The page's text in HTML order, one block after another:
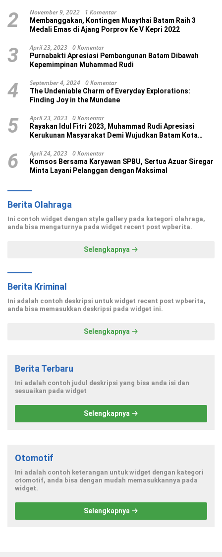
2 November 9, 2022 1 Komentar
Membanggakan, Kontingen Muaythai Batam Raih 3
Medali Emas di Ajang Porprov Ke V Kepri 2022
3 April 23, 2023 0 Komentar
Purnabakti Apresiasi Pembangunan Batam Dibawah
Kepemimpinan Muhammad Rudi
4 September 4, 2024 0 Komentar
The Undeniable Charm of Everyday Explorations:
Finding Joy in the Mundane
5 April 23, 2023 0 Komentar
Rayakan Idul Fitri 2023, Muhammad Rudi Apresiasi
Kerukunan Masyarakat Demi Wujudkan Batam Kota
6 April 24, 2023 0 Komentar
Komsos Bersama Karyawan SPBU, Sertua Azuar Siregar
Minta Layani Pelanggan dengan Maksimal
Berita Olahraga
Ini contoh widget dengan style gallery pada kategori olahraga,
anda bisa mengaturnya pada widget recent post wpberita.
Selengkapnya
Berita Kriminal
Ini adalah contoh deskripsi untuk widget recent post wpberita,
anda bisa memasukkan deskripsi pada widget ini.
Selengkapnya
Berita Terbaru
Ini adalah contoh judul deskripsi yang bisa anda isi dan
sesuaikan pada widget
Selengkapnya
Otomotif
Ini adalah contoh keterangan untuk widget dengan kategori
otomotif, anda bisa dengan mudah memasukkannya pada
widget.
Selengkapnya